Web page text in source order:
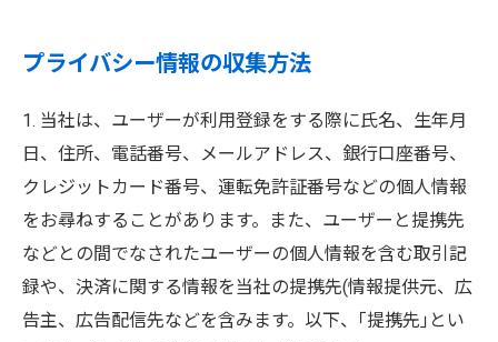
プライバシー情報の収集方法
1. 当社は、ユーザーが利用登録をする際に氏名、生年月
日、住所、電話番号、メールアドレス、銀行口座番号、
クレジットカード番号、運転免許証番号などの個人情報
をお尋ねすることがあります。また、ユーザーと提携先
などとの間でなされたユーザーの個人情報を含む取引記
録や、決済に関する情報を当社の提携先(情報提供元、広
告主、広告配信先などを含みます。以下、｢提携先｣とい